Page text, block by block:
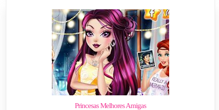
Princesas Melhores Amigas